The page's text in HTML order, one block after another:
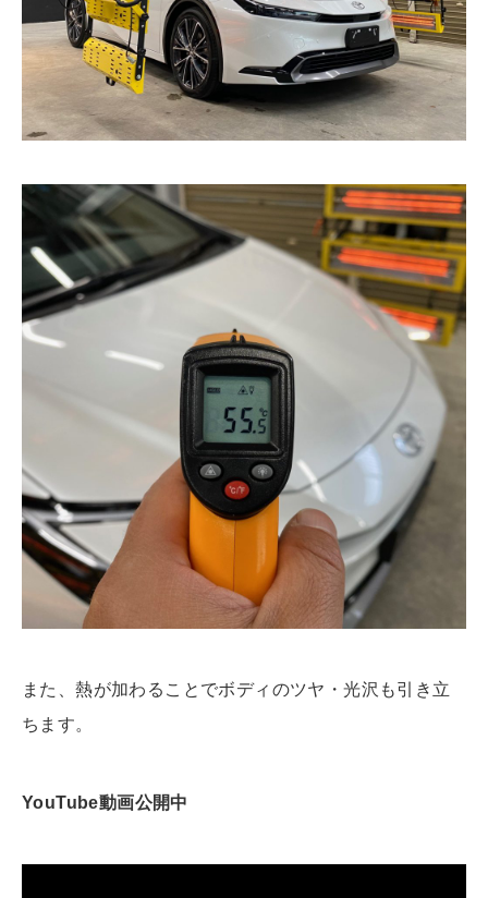
また、熱が加わることでボディのツヤ・光沢も引き立
ちます。
YouTube動画公開中